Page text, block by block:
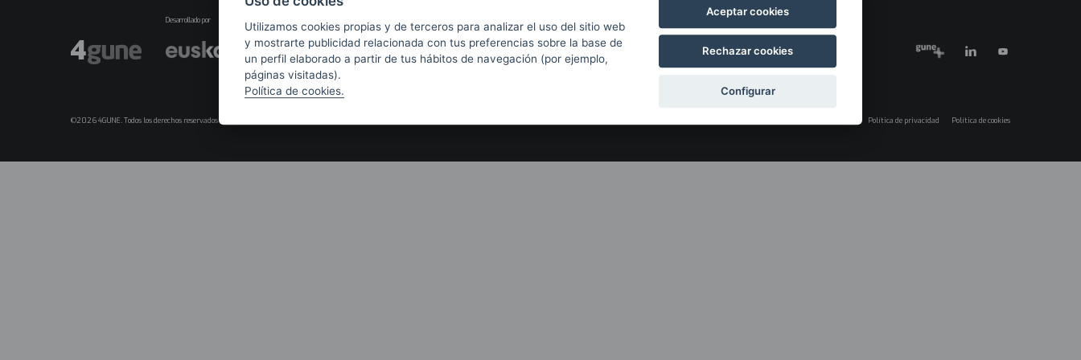
Desarrollado por Con el apoyo de
Política de privacidad Política de cookies
©2026 4GUNE. Todos los derechos reservados
Utilizamos cookies propias y de terceros para analizar el uso del sitio web
y mostrarte publicidad relacionada con tus preferencias sobre la base de
un perfil elaborado a partir de tus hábitos de navegación (por ejemplo,
páginas visitadas).
Política de cookies.
Aceptar cookies
Rechazar cookies
Configurar